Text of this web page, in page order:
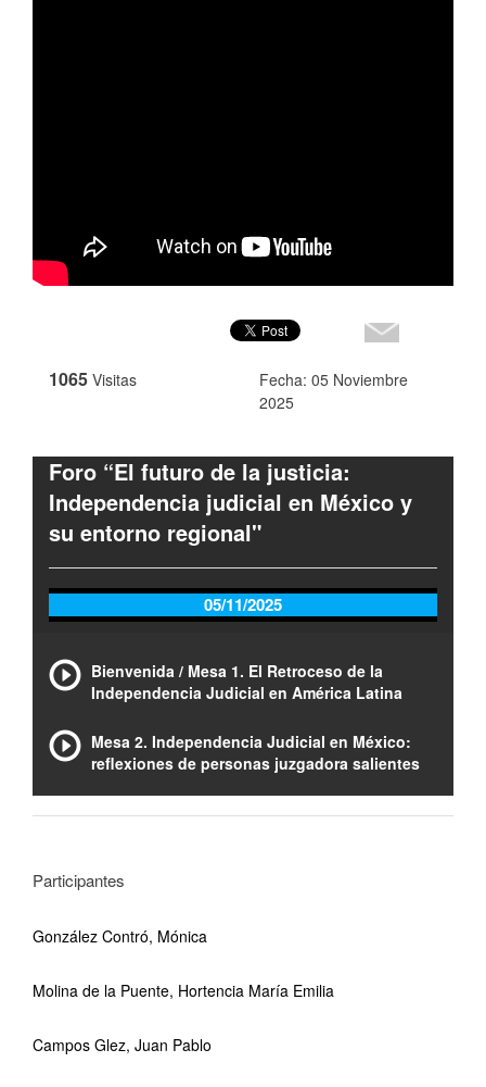
1065 Visitas
Fecha: 05 Noviembre
2025
Foro “El futuro de la justicia:
Independencia judicial en México y
su entorno regional"
05/11/2025
Bienvenida / Mesa 1. El Retroceso de la
Independencia Judicial en América Latina
Mesa 2. Independencia Judicial en México:
reflexiones de personas juzgadora salientes
Participantes
González Contró, Mónica
Molina de la Puente, Hortencia María Emilia
Campos Glez, Juan Pablo